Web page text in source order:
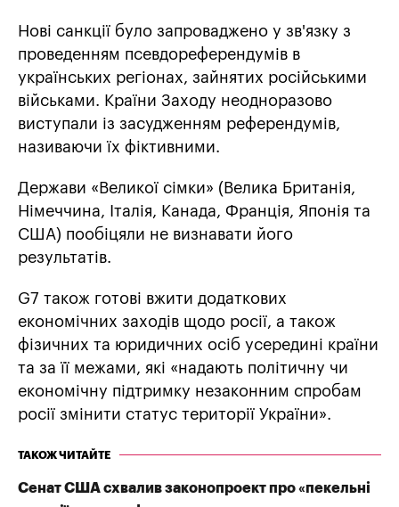
Нові санкції було запроваджено у зв'язку з
проведенням псевдореферендумів в
українських регіонах, зайнятих російськими
військами. Країни Заходу неодноразово
виступали із засудженням референдумів,
називаючи їх фіктивними.
Держави «Великої сімки» (Велика Британія,
Німеччина, Італія, Канада, Франція, Японія та
США) пообіцяли не визнавати його
результатів.
G7 також готові вжити додаткових
економічних заходів щодо росії, а також
фізичних та юридичних осіб усередині країни
та за її межами, які «надають політичну чи
економічну підтримку незаконним спробам
росії змінити статус території України».
ТАКОЖ ЧИТАЙТЕ
Сенат США схвалив законопроект про «пекельні